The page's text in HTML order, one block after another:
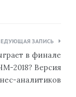
ЗАПИСЬ
в финале
2018? Версия
аналитиков